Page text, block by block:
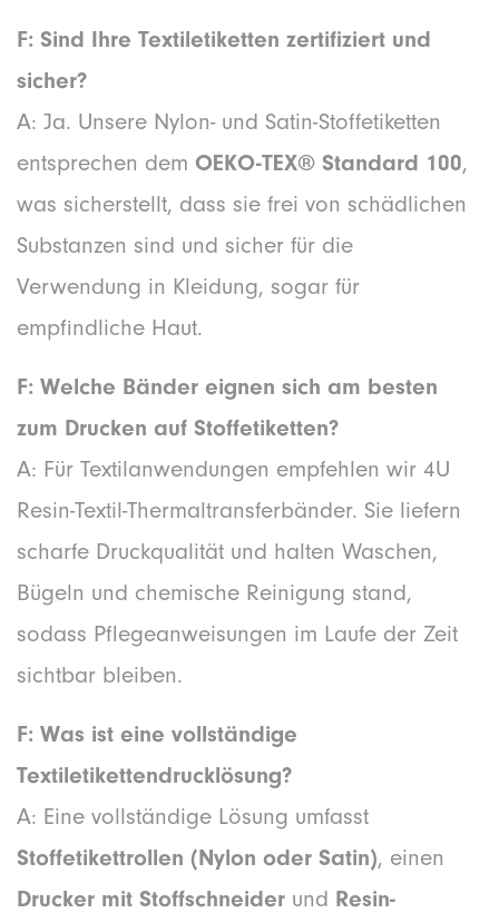
F: Sind Ihre Textiletiketten zertifiziert und
sicher?
A: Ja. Unsere Nylon- und Satin-Stoffetiketten
entsprechen dem OEKO-TEX® Standard 100,
was sicherstellt, dass sie frei von schädlichen
Substanzen sind und sicher für die
Verwendung in Kleidung, sogar für
empfindliche Haut.
F: Welche Bänder eignen sich am besten
zum Drucken auf Stoffetiketten?
A: Für Textilanwendungen empfehlen wir 4U
Resin-Textil-Thermaltransferbänder. Sie liefern
scharfe Druckqualität und halten Waschen,
Bügeln und chemische Reinigung stand,
sodass Pflegeanweisungen im Laufe der Zeit
sichtbar bleiben.
F: Was ist eine vollständige
Textiletikettendrucklösung?
A: Eine vollständige Lösung umfasst
Stoffetikettrollen (Nylon oder Satin), einen
Drucker mit Stoffschneider und Resin-